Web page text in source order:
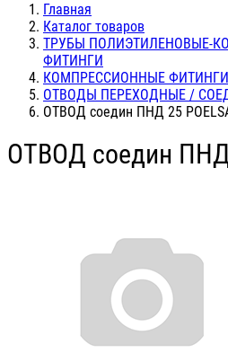
Главная
Каталог товаров
ТРУБЫ ПОЛИЭТИЛЕНОВЫЕ-
ФИТИНГИ
КОМПРЕССИОННЫЕ ФИТИНГИ
ОТВОДЫ ПЕРЕХОДНЫЕ /
ОТВОД соедин ПНД 25
ОТВОД соедин ПНД